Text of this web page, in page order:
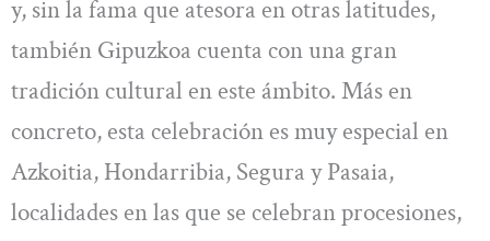
y, sin la fama que atesora en otras latitudes,
también Gipuzkoa cuenta con una gran
tradición cultural en este ámbito. Más en
concreto, esta celebración es muy especial en
Azkoitia, Hondarribia, Segura y Pasaia,
localidades en las que se celebran procesiones,